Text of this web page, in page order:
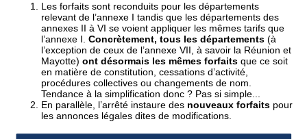
Les forfaits sont reconduits pour les départements
relevant de l’annexe I tandis que les départements des
annexes II à VI se voient appliquer les mêmes tarifs que
l’annexe I. Concrètement, tous les départements (à
l’exception de ceux de l’annexe VII, à savoir la Réunion et
Mayotte) ont désormais les mêmes forfaits que ce soit
en matière de constitution, cessations d’activité,
procédures collectives ou changements de nom.
Tendance à la simplification donc ? Pas si simple...
En parallèle, l’arrêté instaure des nouveaux forfaits pour
les annonces légales dites de modifications.